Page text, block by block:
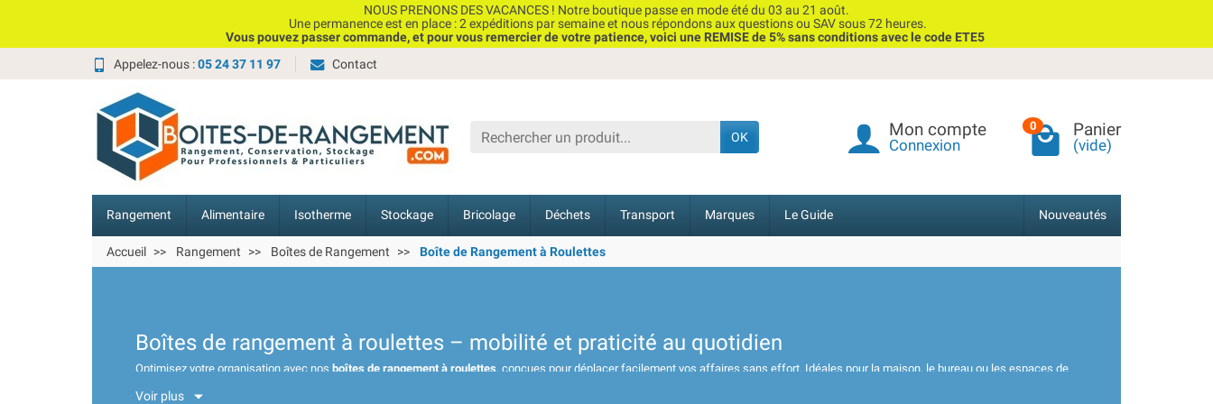
NOUS PRENONS DES VACANCES ! Notre boutique passe en mode été du 03 au 21 août.
Une permanence est en place : 2 expéditions par semaine et nous répondons aux questions ou SAV sous 72 heures.
Vous pouvez passer commande, et pour vous remercier de votre patience, voici une REMISE de 5% sans conditions avec le code ETE5
Appelez-nous :05 24 37 11 97 Contact
OK Mon compte
Connexion
0 Panier
(vide)
Rangement Alimentaire Isotherme Stockage Bricolage Déchets Transport Marques Le Guide Nouveautés
Accueil Rangement Boîtes de Rangement Boîte de Rangement à Roulettes
Boîtes de rangement à roulettes – mobilité et praticité au quotidien
Optimisez votre organisation avec nos boîtes de rangement à roulettes, conçues pour déplacer facilement vos affaires sans effort. Idéales pour la maison, le bureau ou les espaces de
Voir plus